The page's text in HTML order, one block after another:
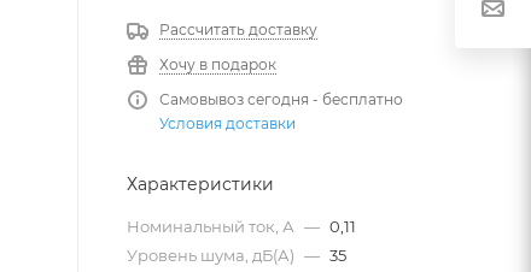
Рассчитать доставку
Хочу в подарок
Самовывоз сегодня - бесплатно
Условия доставки
Характеристики
Номинальный ток, А — 0,11
Уровень шума, дБ(А) — 35